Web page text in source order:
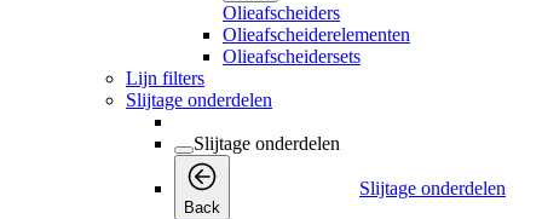
Olieafscheiders
Olieafscheiderelementen
Olieafscheidersets
Lijn filters
Slijtage onderdelen
Slijtage onderdelen
Back
Slijtage onderdelen